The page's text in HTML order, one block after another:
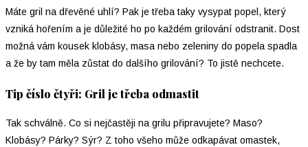
Máte gril na dřevěné uhlí? Pak je třeba taky vysypat popel, který
vzniká hořením a je důležité ho po každém grilování odstranit. Dost
možná vám kousek klobásy, masa nebo zeleniny do popela spadla
a že by tam měla zůstat do dalšího grilování? To jistě nechcete.
Tip číslo čtyři: Gril je třeba odmastit
Tak schválně. Co si nejčastěji na grilu připravujete? Maso?
Klobásy? Párky? Sýr? Z toho všeho může odkapávat omastek,